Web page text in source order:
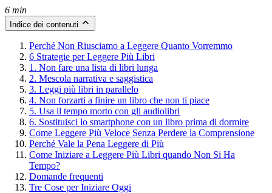
6 min
Indice dei contenuti
Perché Non Riusciamo a Leggere Quanto Vorremmo
6 Strategie per Leggere Più Libri
1. Non fare una lista di libri lunga
2. Mescola narrativa e saggistica
3. Leggi più libri in parallelo
4. Non forzarti a finire un libro che non ti piace
5. Usa il tempo morto con gli audiolibri
6. Sostituisci lo smartphone con un libro prima di dormire
Come Leggere Più Veloce Senza Perdere la Comprensione
Perché Vale la Pena Leggere di Più
Come Iniziare a Leggere Più Libri quando Non Si Ha
Tempo?
Domande frequenti
Tre Cose per Iniziare Oggi